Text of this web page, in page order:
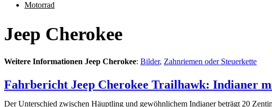
Motorrad
Jeep Cherokee
Weitere Informationen Jeep Cherokee: Bilder, Zahnriemen oder Steuerkette
Fahrbericht Jeep Cherokee Trailhawk: Indianer
Der Unterschied zwischen Häuptling und gewöhnlichem Indianer beträgt 20